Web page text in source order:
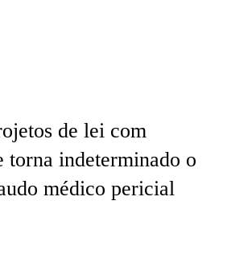
de lei com
torna indeterminado o
médico pericial